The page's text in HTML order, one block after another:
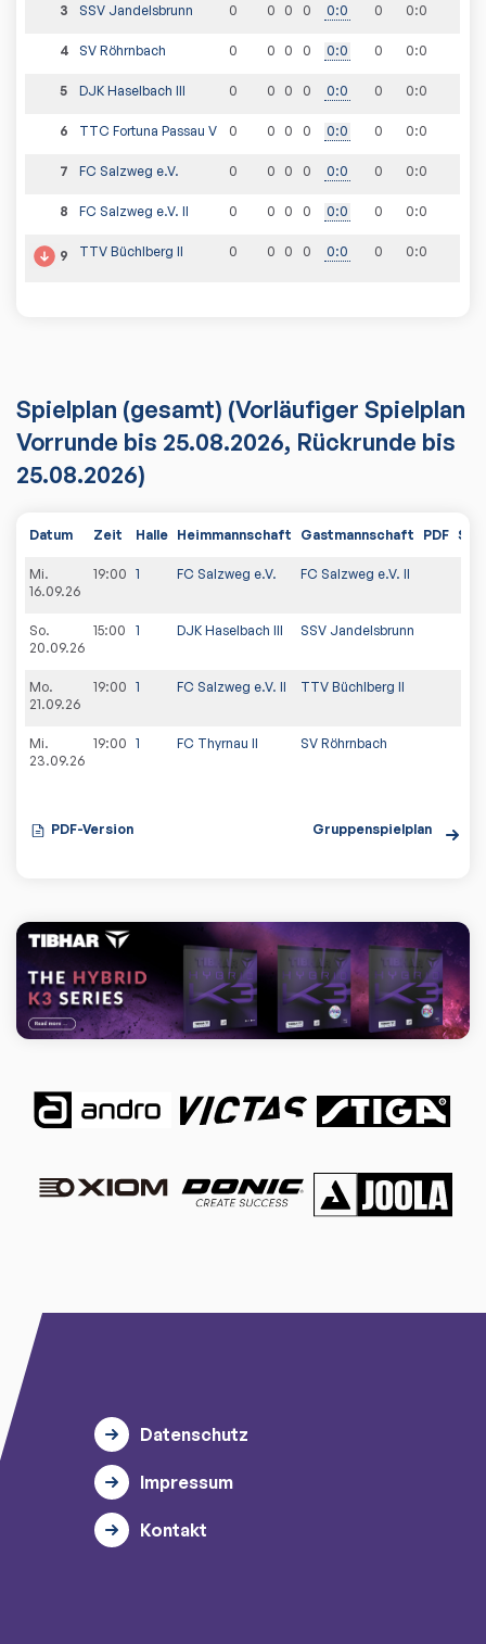
3 SSV Jandelsbrunn 0 0 0 0 0:0 0 0:0
4 SV Röhrnbach 0 0 0 0 0:0 0 0:0
5 DJK Haselbach III 0 0 0 0 0:0 0 0:0
6 TTC Fortuna Passau V 0 0 0 0 0:0 0 0:0
7 FC Salzweg e.V. 0 0 0 0 0:0 0 0:0
8 FC Salzweg e.V. II 0 0 0 0 0:0 0 0:0
9 TTV Büchlberg II 0 0 0 0 0:0 0 0:0
Spielplan (gesamt) (Vorläufiger Spielplan
Vorrunde bis 25.08.2026, Rückrunde bis
25.08.2026)
Datum Zeit Halle Heimmannschaft Gastmannschaft PDF
Mi.
16.09.26
19:00 1 FC Salzweg e.V. FC Salzweg e.V. II
So.
20.09.26
15:00 1 DJK Haselbach III SSV Jandelsbrunn
Mo.
21.09.26
19:00 1 FC Salzweg e.V. II TTV Büchlberg II
Mi.
23.09.26
19:00 1 FC Thyrnau II SV Röhrnbach
PDF-Version Gruppenspielplan
Datenschutz
Impressum
Kontakt